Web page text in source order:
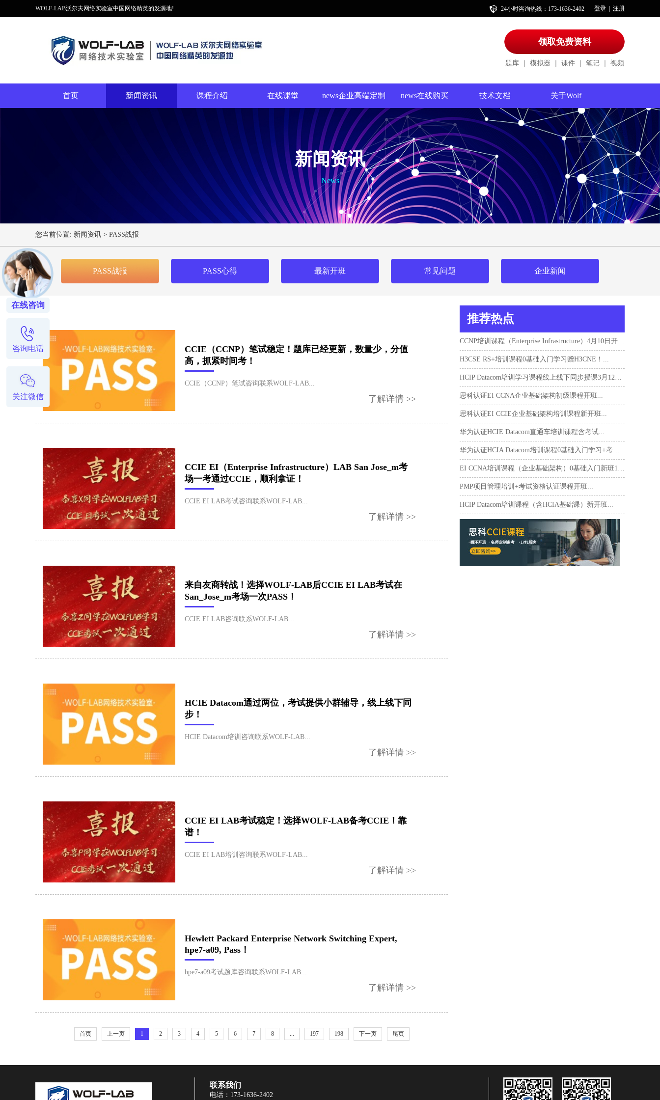
WOLF-LAB沃尔夫网络实验室中国网络精英的发源地! 登录 注册
24小时咨询热线：173-1636-2402
领取免费资料
题库 模拟器 课件 笔记 视频
首页 新闻资讯 课程介绍 在线课堂 news企业高端定制
化
news在线购买 技术文档 关于Wolf
新闻资讯
News
您当前位置: 新闻资讯 > PASS战报
PASS战报 PASS心得 最新开班 常见问题 企业新闻
CCIE（CCNP）笔试稳定！题库已经更新，数量少，分值
高，抓紧时间考！
CCIE（CCNP）笔试咨询联系WOLF-LAB...
了解详情 >>
​CCIE EI（Enterprise Infrastructure）LAB San Jose_m考
场一考通过CCIE，顺利拿证！
CCIE EI LAB考试咨询联系WOLF-LAB...
了解详情 >>
来自友商转战！选择WOLF-LAB后CCIE EI LAB考试在
San_Jose_m考场一次PASS！
CCIE EI LAB咨询联系WOLF-LAB...
了解详情 >>
HCIE Datacom通过两位，考试提供小群辅导，线上线下同
步！
HCIE Datacom培训咨询联系WOLF-LAB...
了解详情 >>
CCIE EI LAB考试稳定！选择WOLF-LAB备考CCIE！靠
谱！
CCIE EI LAB培训咨询联系WOLF-LAB...
了解详情 >>
​Hewlett Packard Enterprise Network Switching Expert,
hpe7-a09, Pass！
hpe7-a09考试题库咨询联系WOLF-LAB...
了解详情 >>
首页 上一页 1 2 3 4 5 6 7 8 ... 197 198 下一页 尾页
推荐热点
CCNP培训课程（Enterprise Infrastructure）4月10日开班！...
H3CSE RS+培训课程0基础入门学习赠H3CNE！...
HCIP Datacom培训学习课程线上线下同步授课3月12日开班...
思科认证EI CCNA企业基础架构初级课程开班...
思科认证EI CCIE企业基础架构培训课程新开班...
华为认证HCIE Datacom直通车培训课程含考试...
华为认证HCIA Datacom培训课程0基础入门学习+考试...
EI CCNA培训课程（企业基础架构）0基础入门新班10月17日...
PMP项目管理培训+考试资格认证课程开班...
HCIP Datacom培训课程（含HCIA基础课）新开班...
联系我们
电话：173-1636-2402
在线咨询
咨询电话
关注微信